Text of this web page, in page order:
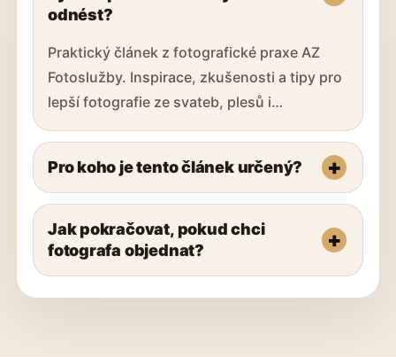
odnést?
Praktický článek z fotografické praxe AZ
Fotoslužby. Inspirace, zkušenosti a tipy pro
lepší fotografie ze svateb, plesů i…
Pro koho je tento článek určený?
Jak pokračovat, pokud chci
fotografa objednat?